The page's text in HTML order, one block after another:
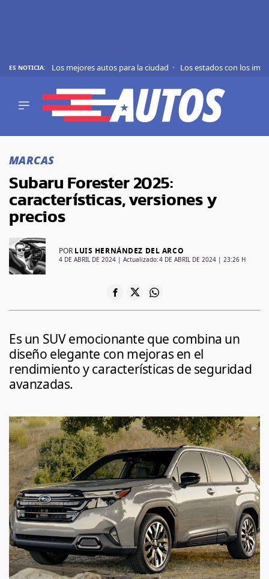
ES NOTICIA: Los mejores autos para la ciudad Los estados con los
SHOWS
CURIOSIDADES
MARCAS
RANKINGS
SÍGUENOS
MARCAS
Subaru Forester 2025:
características, versiones y
precios
POR LUIS HERNÁNDEZ DEL ARCO
4 DE ABRIL DE 2024 | Actualizado: 4 DE ABRIL DE 2024 | 23:26 H
Es un SUV emocionante que combina un
diseño elegante con mejoras en el
rendimiento y características de seguridad
avanzadas.